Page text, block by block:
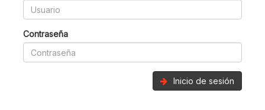
Contraseña
Inicio de sesión